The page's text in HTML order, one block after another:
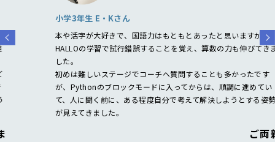
小学3年生 E・Kさん
本や活字が大好きで、国語力はもともとあったと思いますが、
HALLOの学習で試行錯誤することを覚え、算数の力も伸びてきま
初めは難しいステージでコーチへ質問することも多かったです
が、Pythonのブロックモードに入ってからは、順調に進めてい
て、人に聞く前に、ある程度自分で考えて解決しようとする姿勢
が見えてきました。